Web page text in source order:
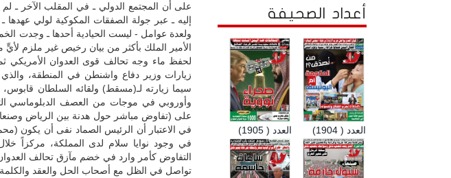
على أن المجتمع الدولي ـ في المقلب الآخر ـ
إليه ـ عبر جولة الصفقات المكوكية لولي
ولعدة عوامل - ليست الحيادية أحدها ـ وجدت
الأمير الملك بأكثر من بيان رخيص غير ملزم لأيٍّ
لحفظ ماء وجه تحالف قوى العدوان الأمريكي
زيارات وزير دفاع واشنطن في المنطقة، والذي
سيما زيارته لـ(مسقط) ولقائه السلطان قابوس،
وأوروبي في موجات من العصف الدبلوماسي
على (تفاوض مباشر حول هدنة بين الرياض
في الاعتبار أن الرئيس الصماد نفى أن يكون
في وجود نوايا سلام لدى المملكة، مركزاً
التفاوض كأمر وارد في خضم مآزق تحالف
تواصل في الظل مع أصحاب الحل والعقد
أعداد الصحيفة
العدد ( 1905) العدد ( 1904)